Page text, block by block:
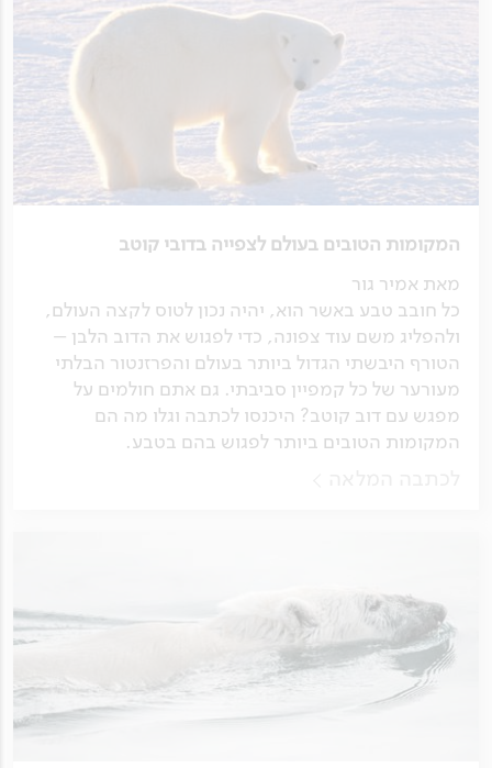
המקומות הטובים בעולם לצפייה בדובי קוטב
מאת אמיר גור
כל חובב טבע באשר הוא, יהיה נכון לטוס לקצה העולם,
ולהפליג משם עוד צפונה, כדי לפגוש את הדוב הלבן –
הטורף היבשתי הגדול ביותר בעולם והפרזנטור הבלתי
מעורער של כל קמפיין סביבתי. גם אתם חולמים על
מפגש עם דוב קוטב? היכנסו לכתבה וגלו מה הם
המקומות הטובים ביותר לפגוש בהם בטבע.